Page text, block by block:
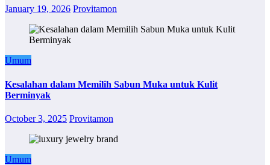
January 19, 2026 Provitamon
Umum
Kesalahan dalam Memilih Sabun Muka untuk Kulit
Berminyak
October 3, 2025 Provitamon
Umum